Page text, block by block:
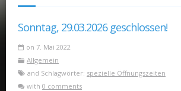
Sonntag, 29.03.2026 geschlossen!
on 7. Mai 2022
Allgemein
and Schlagwörter: spezielle Öffnungszeiten
with 0 comments